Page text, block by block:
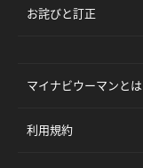
お詫びと訂正
マイナビウーマンとは
利用規約